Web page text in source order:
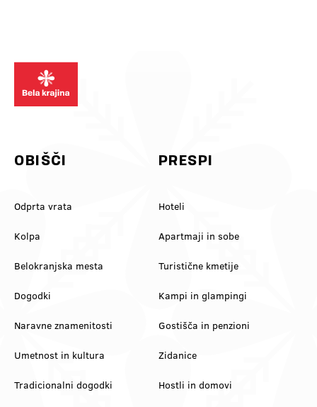
dilema za komentarje: je bulje
rdeče 🍷 al belo 🥂? Označi še
ekipo, s kom prideš 👇
#VinskaVigred #BelaKrajina
#Metlika #SloveniaWine
To so tvoji pomladni pogledi v Beli
krajini! Pusti skrbi na avtocesti in
se pridi zregulirat k nam! 💚
#belakrajina
#belakrajinagreendestination
#ifeelslovenia #kolpariver
OBIŠČI
Odprta vrata
Kolpa
Belokranjska mesta
Dogodki
Naravne znamenitosti
Umetnost in kultura
Tradicionalni dogodki
PRESPI
Hoteli
Apartmaji in sobe
Turistične kmetije
Kampi in glampingi
Gostišča in penzioni
Zidanice
Hostli in domovi